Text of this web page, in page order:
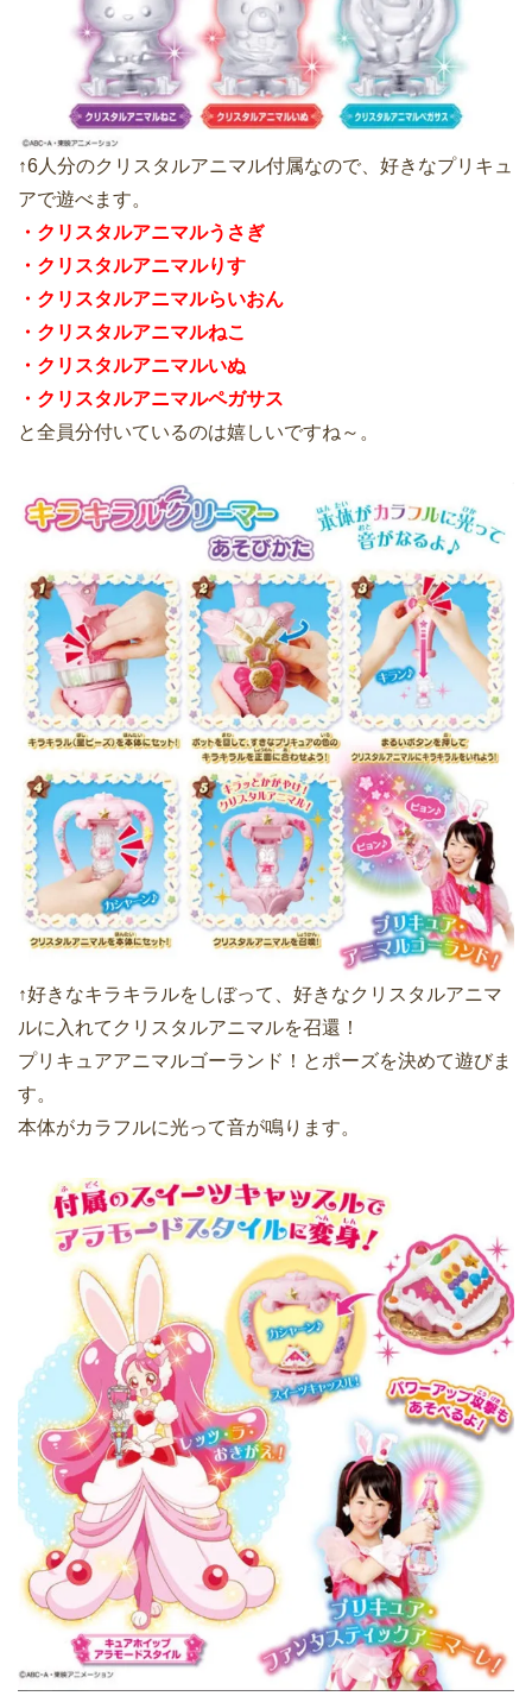
↑6人分のクリスタルアニマル付属なので、好きなプリキュ
アで遊べます。
・クリスタルアニマルうさぎ
・クリスタルアニマルりす
・クリスタルアニマルらいおん
・クリスタルアニマルねこ
・クリスタルアニマルいぬ
・クリスタルアニマルペガサス
と全員分付いているのは嬉しいですね～。
↑好きなキラキラルをしぼって、好きなクリスタルアニマ
ルに入れてクリスタルアニマルを召還！
プリキュアアニマルゴーランド！とポーズを決めて遊びま
す。
本体がカラフルに光って音が鳴ります。